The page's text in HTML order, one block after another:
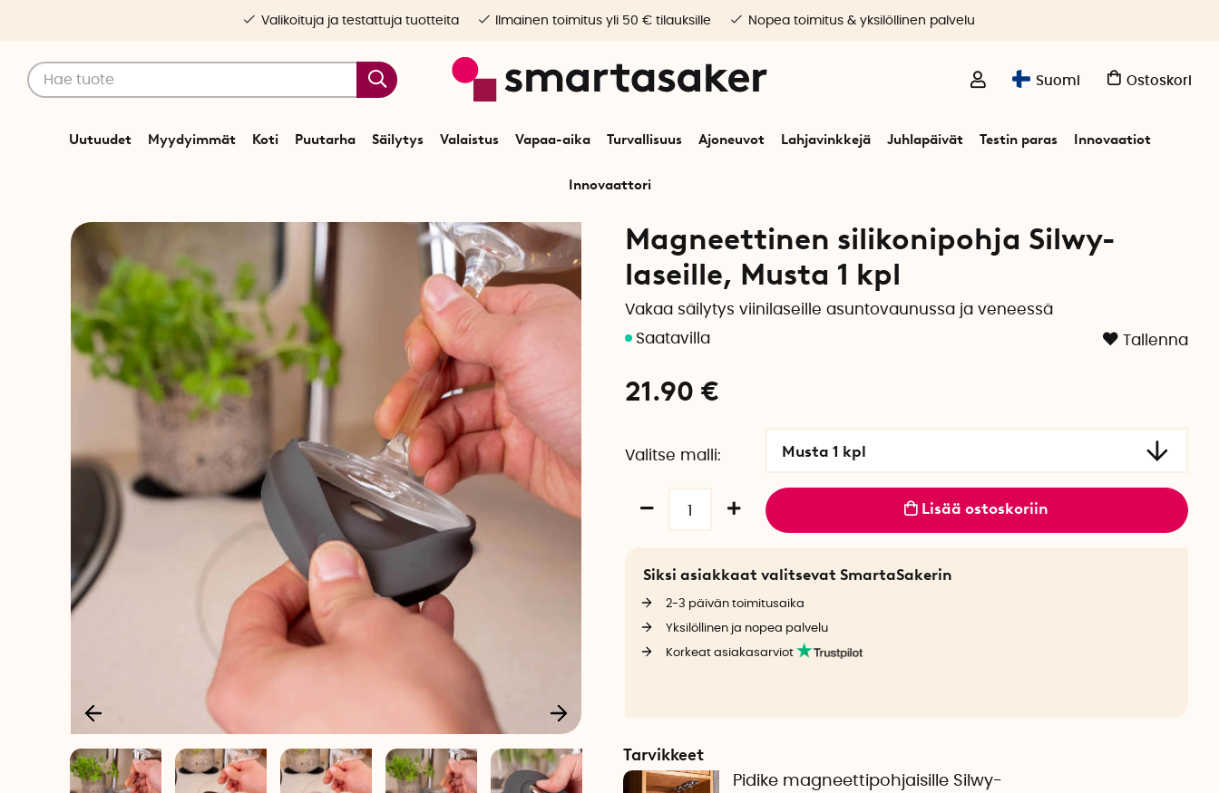
Suomi Ostoskori
Uutuudet Myydyimmät Koti Puutarha Säilytys Valaistus Vapaa-aika Turvallisuus Ajoneuvot Lahjavinkkejä Juhlapäivät Testin paras Innovaatiot
Innovaattori
Valikoituja ja testattuja tuotteita Ilmainen toimitus yli 50 € tilauksille Nopea toimitus & yksilöllinen palvelu
Asuntovaunut & matkailuautot
Magneettinen silikonipohja Silwy-
laseille, Musta 1 kpl
Vakaa säilytys viinilaseille asuntovaunussa ja veneessä
Tallenna
21.90 €
Valitse malli Musta 1 kpl
Lisää ostoskoriin
Siksi asiakkaat valitsevat SmartaSakerin
2-3 päivän toimitusaika
Yksilöllinen ja nopea palvelu
Korkeat asiakasarviot
Tarvikkeet
Pidike magneettipohjaisille Silwy-